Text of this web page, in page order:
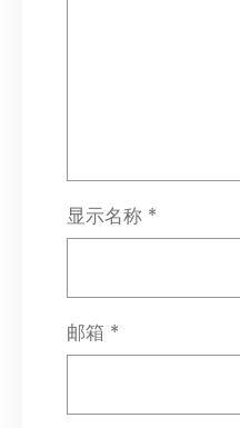
显示名称 *
邮箱 *